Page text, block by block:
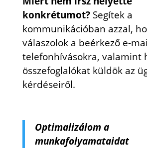
konkrétumot?Segítek a
kommunikációban azzal,
válaszolok a beérkező e-
telefonhívásokra, valamint
összefoglalókat küldök az
kérdéseiről.
Optimalizálom a
munkafolyamataidat